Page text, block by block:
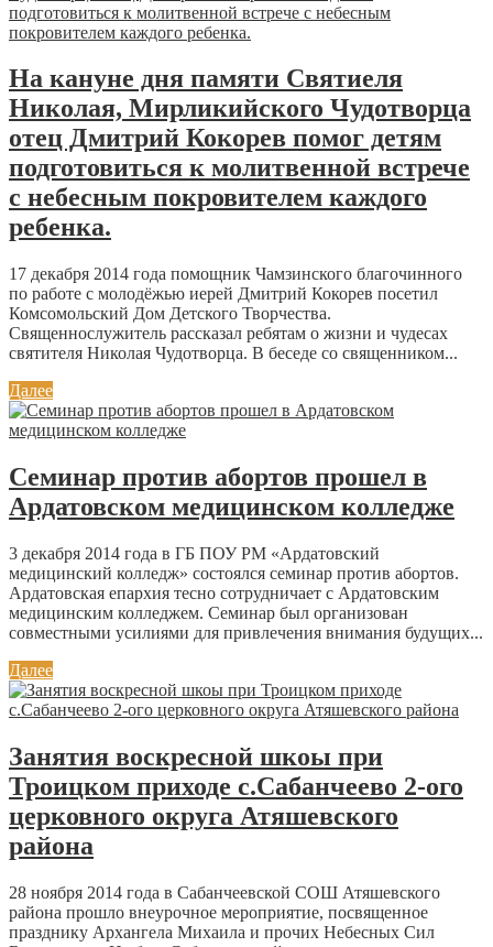
На кануне дня памяти Святиеля
Николая, Мирликийского Чудотворца
отец Дмитрий Кокорев помог детям
подготовиться к молитвенной встрече
с небесным покровителем каждого
ребенка.
17 декабря 2014 года помощник Чамзинского благочинного
по работе с молодёжью иерей Дмитрий Кокорев посетил
Комсомольский Дом Детского Творчества.
Священнослужитель рассказал ребятам о жизни и чудесах
святителя Николая Чудотворца. В беседе со священником...
Далее
Семинар против абортов прошел в
Ардатовском медицинском колледже
3 декабря 2014 года в ГБ ПОУ РМ «Ардатовский
медицинский колледж» состоялся семинар против абортов.
Ардатовская епархия тесно сотрудничает с Ардатовским
медицинским колледжем. Семинар был организован
совместными усилиями для привлечения внимания будущих...
Далее
Занятия воскресной шкоы при
Троицком приходе с.Сабанчеево 2-ого
церковного округа Атяшевского
района
28 ноября 2014 года в Сабанчеевской СОШ Атяшевского
района прошло внеурочное мероприятие, посвященное
празднику Архангела Михаила и прочих Небесных Сил